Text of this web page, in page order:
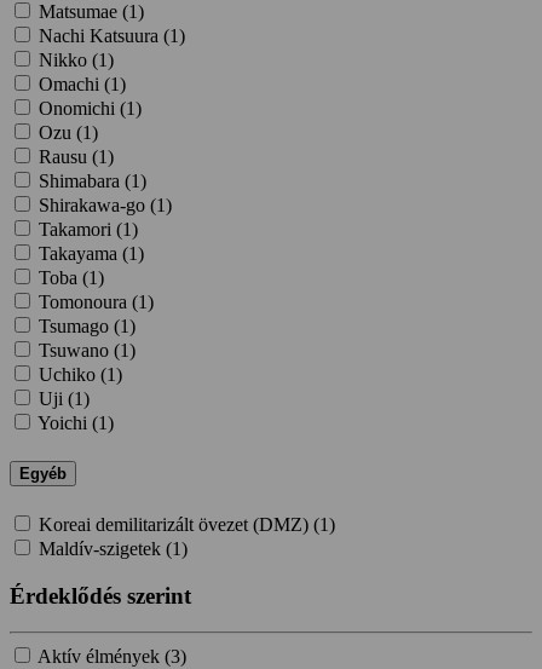
Matsumae (1)
Nachi Katsuura (1)
Nikko (1)
Omachi (1)
Onomichi (1)
Ozu (1)
Rausu (1)
Shimabara (1)
Shirakawa-go (1)
Takamori (1)
Takayama (1)
Toba (1)
Tomonoura (1)
Tsumago (1)
Tsuwano (1)
Uchiko (1)
Uji (1)
Yoichi (1)
Egyéb
Koreai demilitarizált övezet (DMZ) (1)
Maldív-szigetek (1)
Érdeklődés szerint
Aktív élmények (3)